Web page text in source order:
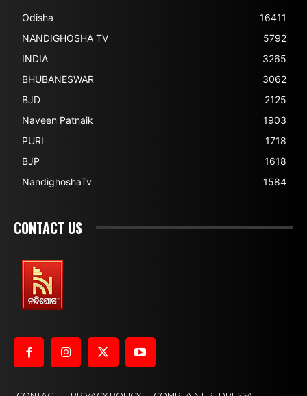
Odisha
16411
NANDIGHOSHA TV
5792
INDIA
3265
BHUBANESWAR
3062
BJD
2125
Naveen Patnaik
1903
PURI
1718
BJP
1618
NandighoshaTv
1584
CONTACT US